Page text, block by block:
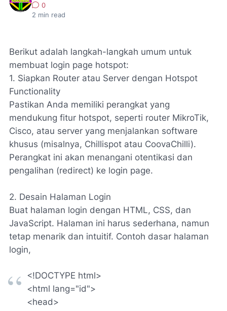
0
2 min read
Berikut adalah langkah-langkah umum untuk
membuat login page hotspot:
1. Siapkan Router atau Server dengan Hotspot
Functionality
Pastikan Anda memiliki perangkat yang
mendukung fitur hotspot, seperti router MikroTik,
Cisco, atau server yang menjalankan software
khusus (misalnya, Chillispot atau CoovaChilli).
Perangkat ini akan menangani otentikasi dan
pengalihan (redirect) ke login page.
2. Desain Halaman Login
Buat halaman login dengan HTML, CSS, dan
JavaScript. Halaman ini harus sederhana, namun
tetap menarik dan intuitif. Contoh dasar halaman
login,
<!DOCTYPE html>
<html lang="id">
<head>